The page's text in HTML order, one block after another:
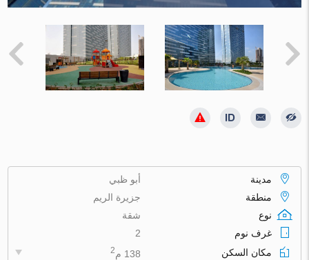
مدينة
أبو ظبي
منطقة
جزيرة الريم
نوع
شقة
غرف نوم
2
مكان السكن
138 م 2